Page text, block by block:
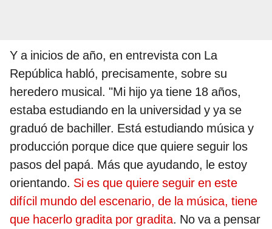
Y a inicios de año, en entrevista con La
República habló, precisamente, sobre su
heredero musical. "Mi hijo ya tiene 18 años,
estaba estudiando en la universidad y ya se
graduó de bachiller. Está estudiando música y
producción porque dice que quiere seguir los
pasos del papá. Más que ayudando, le estoy
orientando. Si es que quiere seguir en este
difícil mundo del escenario, de la música, tiene
que hacerlo gradita por gradita. No va a pensar